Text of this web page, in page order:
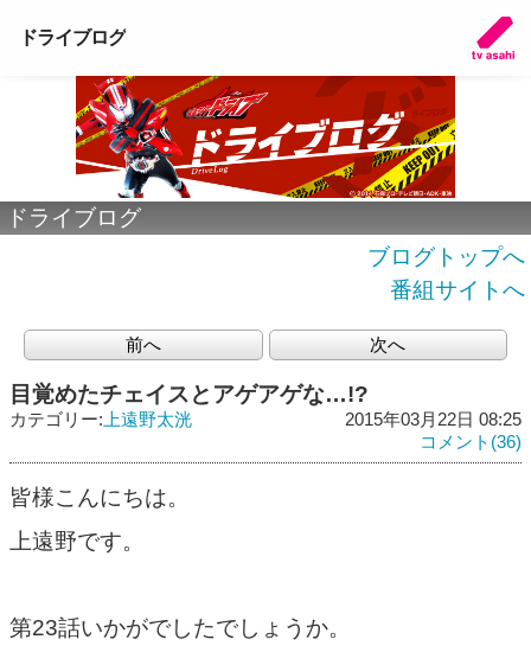
ドライブログ
ドライブログ
ブログトップへ
番組サイトへ
前へ 次へ
目覚めたチェイスとアゲアゲな…!?
カテゴリー: 上遠野太洸
2015年03月22日 08:25
コメント(36)
皆様こんにちは。
上遠野です。
第23話いかがでしたでしょうか。